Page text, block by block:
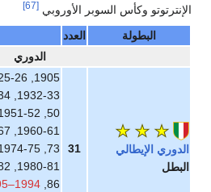
وكأس السوبر الأوروبي
البطولة
الدوري
الإيطالي
1994–95
,